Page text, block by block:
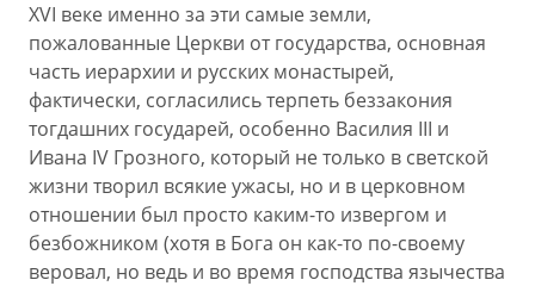
XVI веке именно за эти самые земли,
пожалованные Церкви от государства, основная
часть иерархии и русских монастырей,
фактически, согласились терпеть беззакония
тогдашних государей, особенно Василия III и
Ивана IV Грозного, который не только в светской
жизни творил всякие ужасы, но и в церковном
отношении был просто каким-то извергом и
безбожником (хотя в Бога он как-то по-своему
веровал, но ведь и во время господства язычества